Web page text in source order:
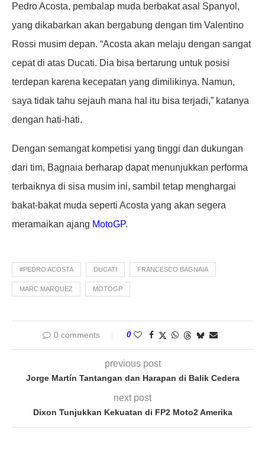
Pedro Acosta, pembalap muda berbakat asal Spanyol,
yang dikabarkan akan bergabung dengan tim Valentino
Rossi musim depan. “Acosta akan melaju dengan sangat
cepat di atas Ducati. Dia bisa bertarung untuk posisi
terdepan karena kecepatan yang dimilikinya. Namun,
saya tidak tahu sejauh mana hal itu bisa terjadi,” katanya
dengan hati-hati.
Dengan semangat kompetisi yang tinggi dan dukungan
dari tim, Bagnaia berharap dapat menunjukkan performa
terbaiknya di sisa musim ini, sambil tetap menghargai
bakat-bakat muda seperti Acosta yang akan segera
meramaikan ajang MotoGP.
#PEDRO ACOSTA DUCATI FRANCESCO BAGNAIA
MARC MARQUEZ MOTOGP
0 comments 0
previous post
Jorge Martín Tantangan dan Harapan di Balik Cedera
next post
Dixon Tunjukkan Kekuatan di FP2 Moto2 Amerika